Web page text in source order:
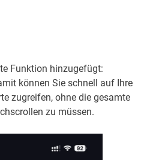
Funktion hinzugefügt:
können Sie schnell auf Ihre
zugreifen, ohne die gesamte
zu müssen.